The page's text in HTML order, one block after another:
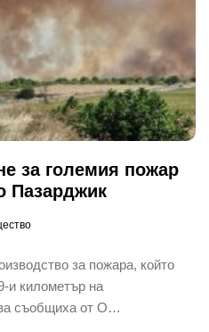
за големия пожар
Пазарджик
за пожара, който
и километър на
съобщиха от О…